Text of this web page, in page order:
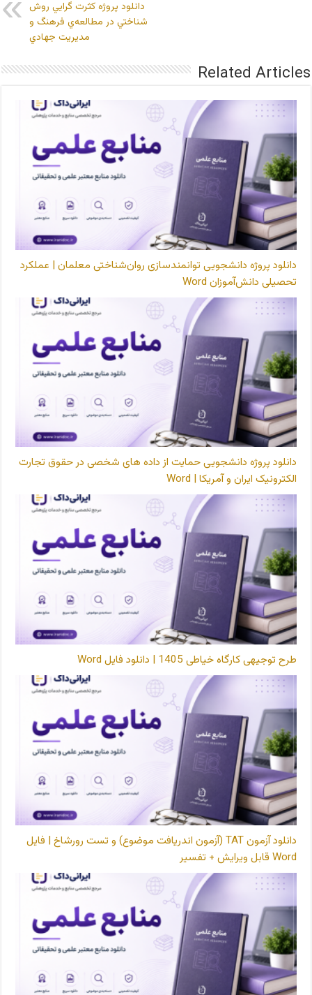
دانلود پروژه كثرت گرايي روش
شناختي در مطالعه‌ي فرهنگ و
مديريت جهادي
Related Articles
دانلود پروژه دانشجویی توانمندسازی روان‌شناختی معلمان | عملکرد
تحصیلی دانش‌آموزان Word
دانلود پروژه دانشجویی حمایت از داده های شخصی در حقوق تجارت
الکترونیک ایران و آمریکا | Word
طرح توجیهی کارگاه خیاطی 1405 | دانلود فایل Word
دانلود آزمون TAT (آزمون اندریافت موضوع) و تست رورشاخ | فایل
Word قابل ویرایش + تفسیر